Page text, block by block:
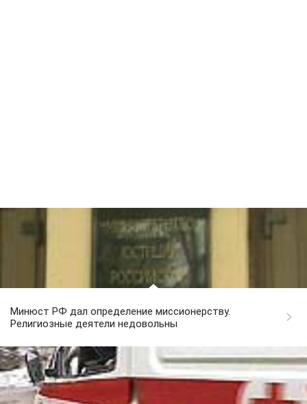
Минюст РФ дал определение миссионерству.
Религиозные деятели недовольны